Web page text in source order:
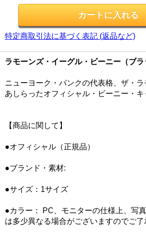
特定商取引法に基づく表記 (返品など)
ラモーンズ・イーグル・ビーニー（ブラ
ニューヨーク・パンクの代表格、ザ・
あしらったオフィシャル・ビーニー・キ
【商品に関して】
●オフィシャル（正規品）
●ブランド・素材:
●サイズ：1サイズ
●カラー： PC、モニターの仕様上、写
は多少異なる場合がございますのでご了